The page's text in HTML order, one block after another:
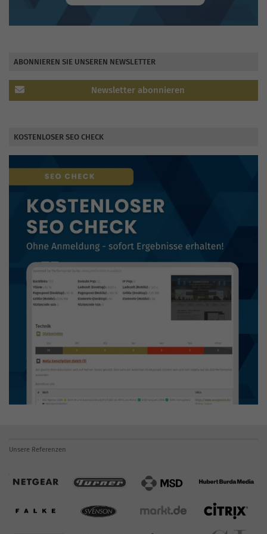
ABONNIEREN SIE UNSEREN NEWSLETTER
Newsletter abonnieren
KOSTENLOSER SEO CHECK
Unsere Referenzen